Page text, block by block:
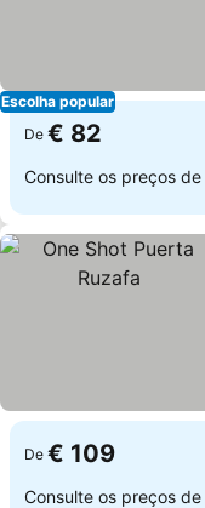
Escolha popular
De € 82
Consulte os preços de
De € 109
Consulte os preços de